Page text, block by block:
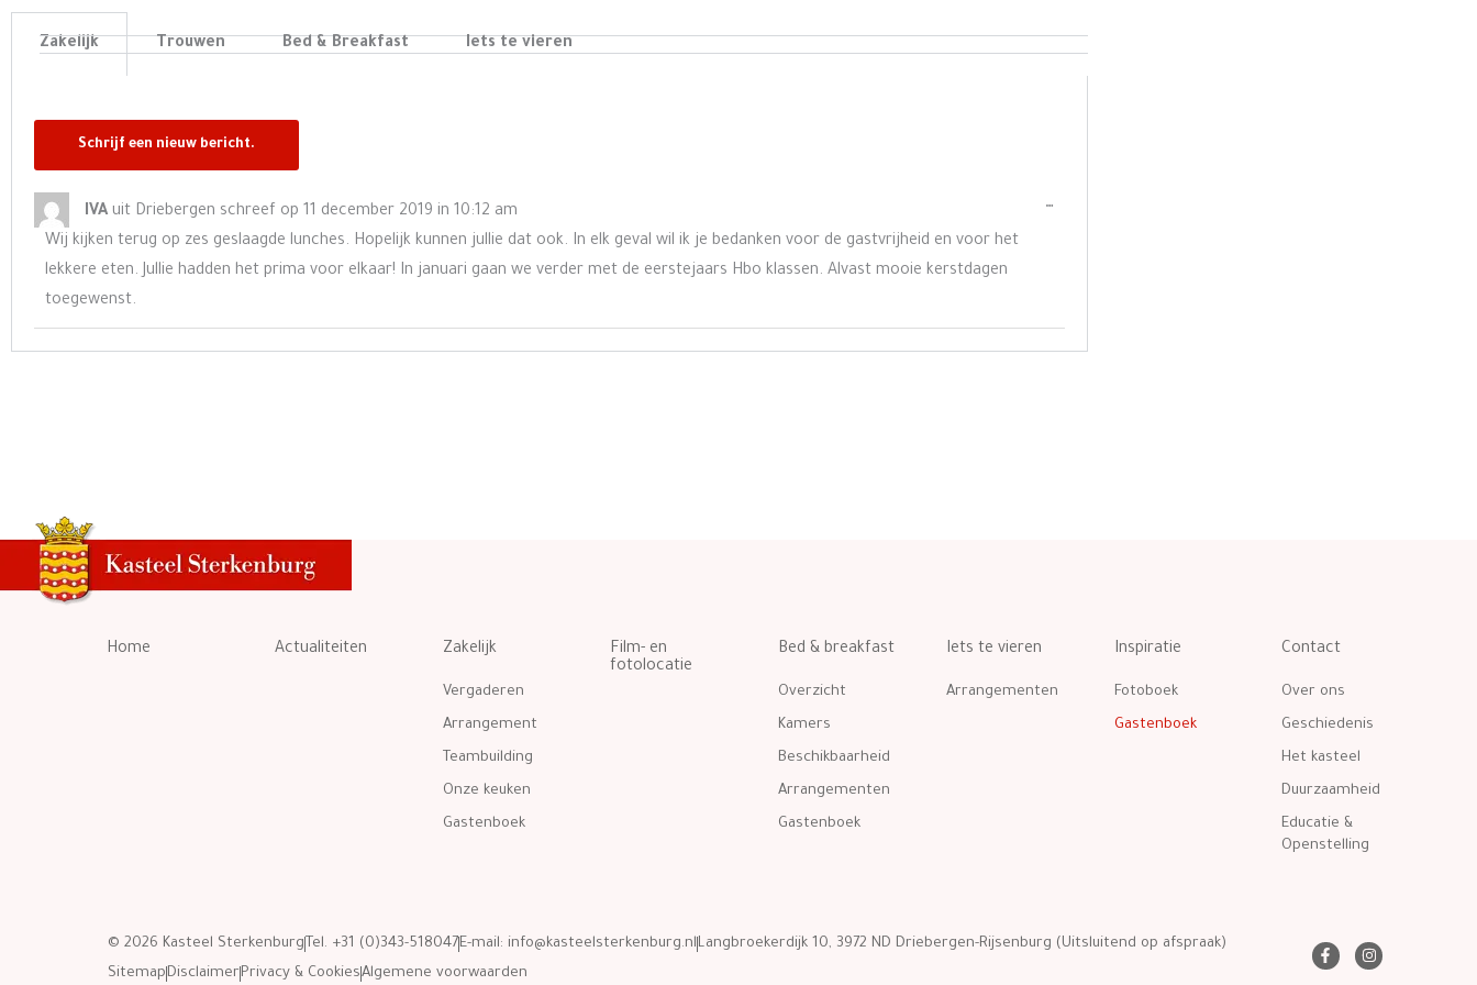
Zakelijk Trouwen Bed & Breakfast Iets te vieren
IVA uit Driebergen schreef op 11 december 2019 in 10:12 am
Wij kijken terug op zes geslaagde lunches. Hopelijk kunnen jullie dat ook. In elk geval wil ik je bedanken voor de gastvrijheid en voor het
lekkere eten. Jullie hadden het prima voor elkaar! In januari gaan we verder met de eerstejaars Hbo klassen. Alvast mooie kerstdagen
toegewenst.
…
Home Actualiteiten Zakelijk
Vergaderen
Arrangement
Teambuilding
Onze keuken
Gastenboek
Film- en
fotolocatie
Bed & breakfast
Overzicht
Kamers
Beschikbaarheid
Arrangementen
Gastenboek
Iets te vieren
Arrangementen
Inspiratie
Fotoboek
Gastenboek
Contact
Over ons
Geschiedenis
Het kasteel
Duurzaamheid
Educatie &
Openstelling
© 2026 Kasteel Sterkenburg Tel. +31 (0)343-518047E-mail: info@kasteelsterkenburg.nl Langbroekerdijk 10, 3972 ND Driebergen-Rijsenburg (Uitsluitend op afspraak)
Sitemap Disclaimer Privacy & CookiesAlgemene voorwaarden
F
a
I
n